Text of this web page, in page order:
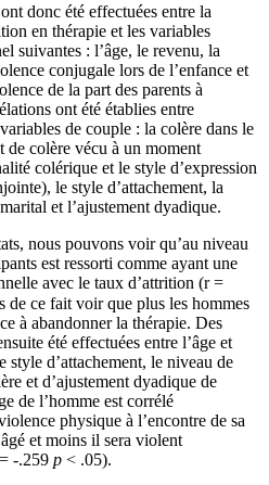
donc été effectuées entre la
en thérapie et les variables
suivantes : l’âge, le revenu, la
conjugale lors de l’enfance et
de la part des parents à
ont été établies entre
de couple : la colère dans le
de colère vécu à un moment
colérique et le style d’expression
le style d’attachement, la
et l’ajustement dyadique.
nous pouvons voir qu’au niveau
est ressorti comme ayant une
avec le taux d’attrition (r =
ce fait voir que plus les hommes
à abandonner la thérapie. Des
été effectuées entre l’âge et
style d’attachement, le niveau de
et d’ajustement dyadique de
de l’homme est corrélé
physique à l’encontre de sa
et moins il sera violent
-.259 p < .05).